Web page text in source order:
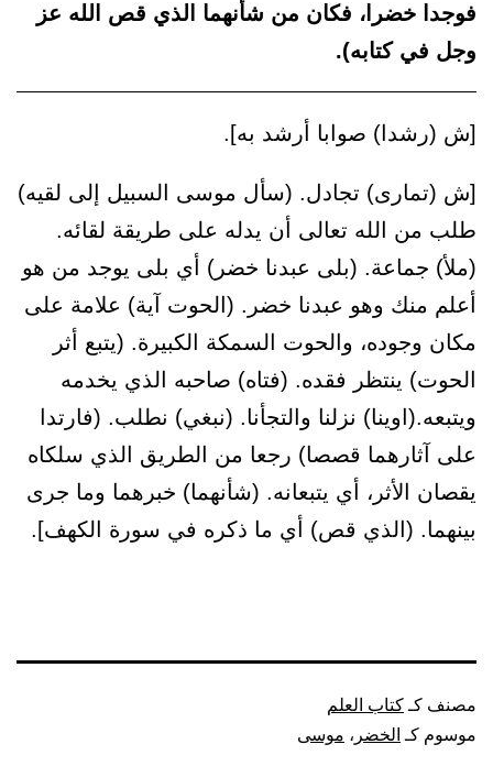
فوجدا خضرا، فكان من شأنهما الذي قص الله عز
وجل في كتابه).
[ش (رشدا) صوابا أرشد به].
[ش (تمارى) تجادل. (سأل موسى السبيل إلى لقيه)
طلب من الله تعالى أن يدله على طريقة لقائه.
(ملأ) جماعة. (بلى عبدنا خضر) أي بلى يوجد من هو
أعلم منك وهو عبدنا خضر. (الحوت آية) علامة على
مكان وجوده، والحوت السمكة الكبيرة. (يتبع أثر
الحوت) ينتظر فقده. (فتاه) صاحبه الذي يخدمه
ويتبعه.(اوينا) نزلنا والتجأنا. (نبغي) نطلب. (فارتدا
على آثارهما قصصا) رجعا من الطريق الذي سلكاه
يقصان الأثر، أي يتبعانه. (شأنهما) خبرهما وما جرى
بينهما. (الذي قص) أي ما ذكره في سورة الكهف].
مصنف كـ كتاب العلم
موسوم كـ الخضر ، موسى